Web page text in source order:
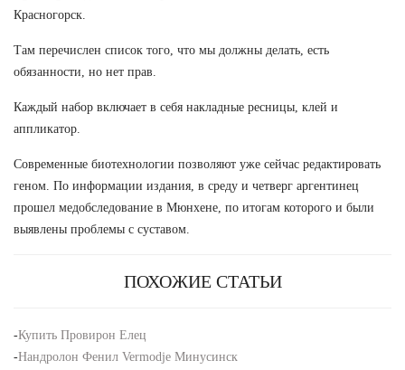
Красногорск.
Там перечислен список того, что мы должны делать, есть
обязанности, но нет прав.
Каждый набор включает в себя накладные ресницы, клей и
аппликатор.
Современные биотехнологии позволяют уже сейчас редактировать
геном. По информации издания, в среду и четверг аргентинец
прошел медобследование в Мюнхене, по итогам которого и были
выявлены проблемы с суставом.
ПОХОЖИЕ СТАТЬИ
-Купить Провирон Елец
-Нандролон Фенил Vermodje Минусинск